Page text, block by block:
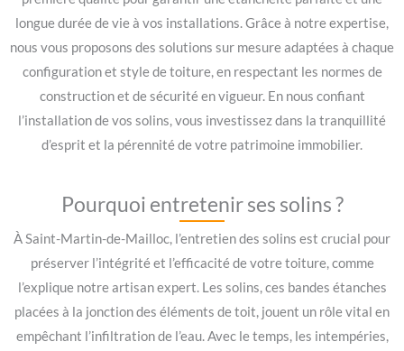
longue durée de vie à vos installations. Grâce à notre expertise,
nous vous proposons des solutions sur mesure adaptées à chaque
configuration et style de toiture, en respectant les normes de
construction et de sécurité en vigueur. En nous confiant
l’installation de vos solins, vous investissez dans la tranquillité
d’esprit et la pérennité de votre patrimoine immobilier.
Pourquoi entretenir ses solins ?
À Saint-Martin-de-Mailloc, l’entretien des solins est crucial pour
préserver l’intégrité et l’efficacité de votre toiture, comme
l’explique notre artisan expert. Les solins, ces bandes étanches
placées à la jonction des éléments de toit, jouent un rôle vital en
empêchant l’infiltration de l’eau. Avec le temps, les intempéries,